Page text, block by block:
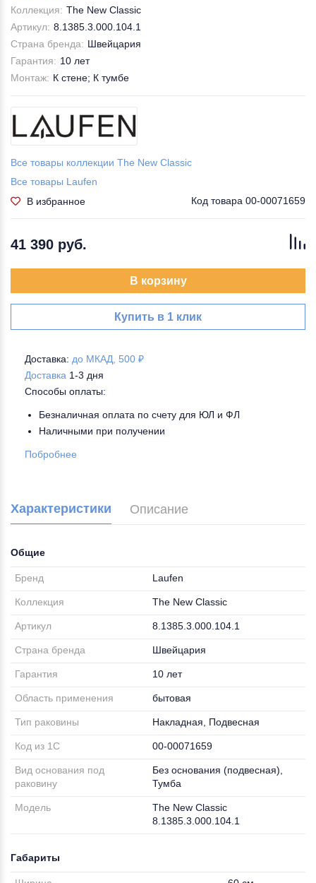
Коллекция: The New Classic
Артикул: 8.1385.3.000.104.1
Страна бренда: Швейцария
Гарантия: 10 лет
Монтаж: К стене; К тумбе
Все товары коллекции The New Classic
Все товары Laufen
В избранное
Код товара 00-00071659
41 390 руб.
В корзину
Купить в 1 клик
Доставка: до МКАД, 500 ₽
Доставка 1-3 дня
Способы оплаты:
Безналичная оплата по счету для ЮЛ и ФЛ
Наличными при получении
Побробнее
Характеристики Описание
Общие
Бренд Laufen
Коллекция The New Classic
Артикул 8.1385.3.000.104.1
Страна бренда Швейцария
Гарантия 10 лет
Область применения бытовая
Тип раковины Накладная, Подвесная
Код из 1С 00-00071659
Вид основания под
раковину
Без основания (подвесная),
Тумба
Модель
The New Classic
8.1385.3.000.104.1
Габариты